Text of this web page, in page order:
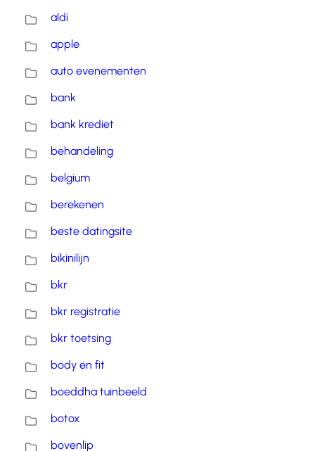
aldi
apple
auto evenementen
bank
bank krediet
behandeling
belgium
berekenen
beste datingsite
bikinilijn
bkr
bkr registratie
bkr toetsing
body en fit
boeddha tuinbeeld
botox
bovenlip